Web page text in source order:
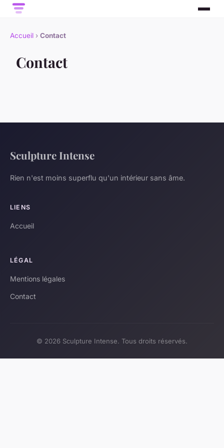
Accueil › Contact
Contact
Sculpture Intense
Rien n'est moins superflu qu'un intérieur sans âme.
LIENS
Accueil
LÉGAL
Mentions légales
Contact
© 2026 Sculpture Intense. Tous droits réservés.